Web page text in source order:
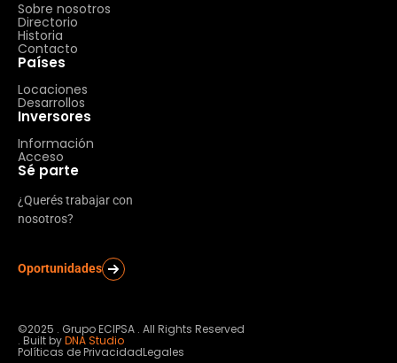
Sobre nosotros
Directorio
Historia
Contacto
Países
Locaciones
Desarrollos
Inversores
Información
Acceso
Sé parte
¿Querés trabajar con
nosotros?
Oportunidades
©2025 . Grupo ECIPSA . All Rights Reserved
. Built byDNA Studio
Políticas de PrivacidadLegales